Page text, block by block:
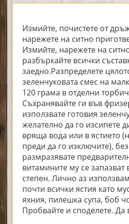
Измийте, почистете от
нарежете на ситно
Измийте, нарежете на
разбъркайте всички
заедно.Разпределете
зеленчуковата смес на
120 грама в отделни
Съхранявайте ги във
използвате готовия
желателно да го изсипете
вряща вода или в ястието
преди да го изключите),
размразявате
витамините му се запазват
степен. Лично аз
почти всички ястия като
яхния, пилешка супа, боб
Пробвайте и споделете. Да